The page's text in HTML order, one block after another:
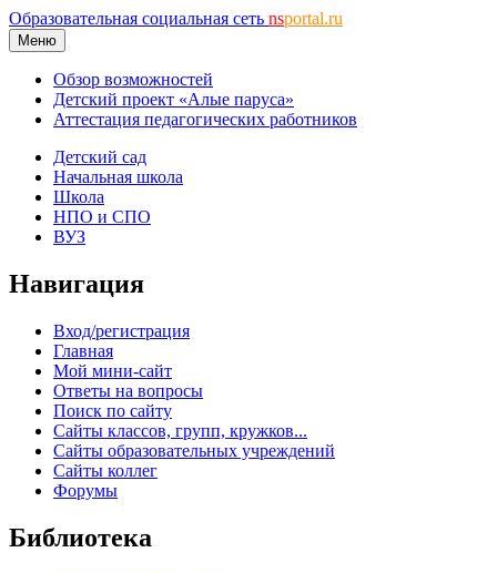
Образовательная социальная сеть nsportal.ru
Меню
Обзор возможностей
Детский проект «Алые паруса»
Аттестация педагогических работников
Детский сад
Начальная школа
Школа
НПО и СПО
ВУЗ
Навигация
Вход/регистрация
Главная
Мой мини-сайт
Ответы на вопросы
Поиск по сайту
Сайты классов, групп, кружков...
Сайты образовательных учреждений
Сайты коллег
Форумы
Библиотека